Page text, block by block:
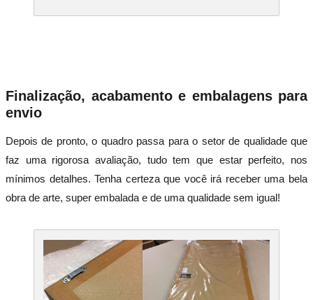
Finalização, acabamento e embalagens para
envio
Depois de pronto, o quadro passa para o setor de qualidade que
faz uma rigorosa avaliação, tudo tem que estar perfeito, nos
mínimos detalhes. Tenha certeza que você irá receber uma bela
obra de arte, super embalada e de uma qualidade sem igual!